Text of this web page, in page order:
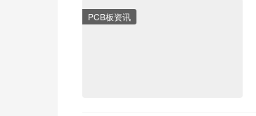
PCB板资讯